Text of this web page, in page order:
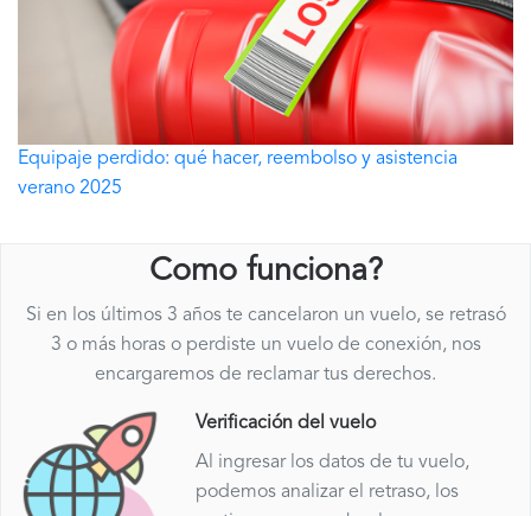
Equipaje perdido: qué hacer, reembolso y asistencia
verano 2025
Como funciona?
Si en los últimos 3 años te cancelaron un vuelo, se retrasó
3 o más horas o perdiste un vuelo de conexión, nos
encargaremos de reclamar tus derechos.
Verificación del vuelo
Al ingresar los datos de tu vuelo,
podemos analizar el retraso, los